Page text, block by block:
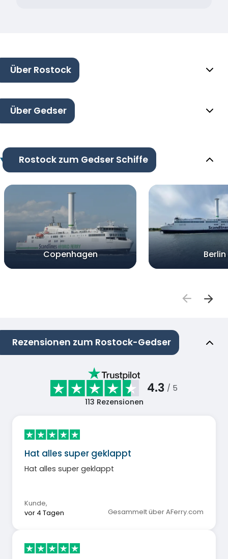
Über Rostock
Über Gedser
Rostock zum Gedser Schiffe
Copenhagen Berlin
Rezensionen zum Rostock-Gedser
4.3 / 5
113 Rezensionen
Hat alles super geklappt
Hat alles super geklappt
Kunde,
vor 4 Tagen
Gesammelt über AFerry.com